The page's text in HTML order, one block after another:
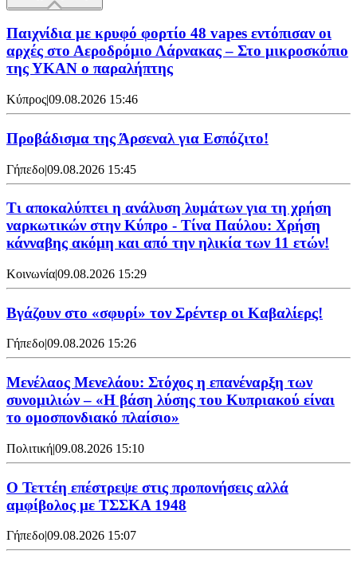
Παιχνίδια με κρυφό φορτίο 48 vapes εντόπισαν οι
αρχές στο Αεροδρόμιο Λάρνακας – Στο μικροσκόπιο
της ΥΚΑΝ ο παραλήπτης
Κύπρος|09.08.2026 15:46
Προβάδισμα της Άρσεναλ για Εσπόζιτο!
Γήπεδο|09.08.2026 15:45
Τι αποκαλύπτει η ανάλυση λυμάτων για τη χρήση
ναρκωτικών στην Κύπρο - Τίνα Παύλου: Χρήση
κάνναβης ακόμη και από την ηλικία των 11 ετών!
Κοινωνία|09.08.2026 15:29
Bγάζουν στο «σφυρί» τον Σρέντερ οι Καβαλίερς!
Γήπεδο|09.08.2026 15:26
Μενέλαος Μενελάου: Στόχος η επανέναρξη των
συνομιλιών – «Η βάση λύσης του Κυπριακού είναι
το ομοσπονδιακό πλαίσιο»
Πολιτική|09.08.2026 15:10
Ο Τεττέη επέστρεψε στις προπονήσεις αλλά
αμφίβολος με ΤΣΣΚΑ 1948
Γήπεδο|09.08.2026 15:07